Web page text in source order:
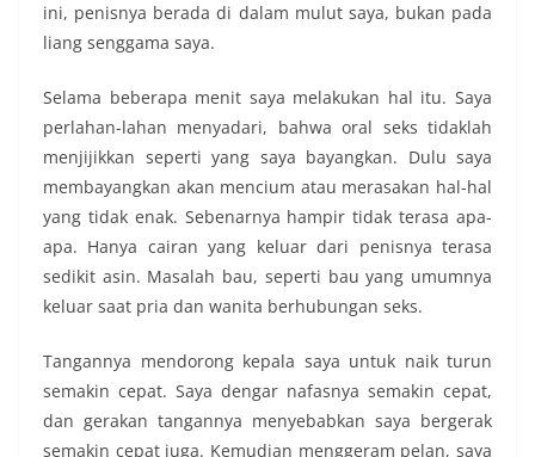
ini, penisnya berada di dalam mulut saya, bukan pada
liang senggama saya.
Selama beberapa menit saya melakukan hal itu. Saya
perlahan-lahan menyadari, bahwa oral seks tidaklah
menjijikkan seperti yang saya bayangkan. Dulu saya
membayangkan akan mencium atau merasakan hal-hal
yang tidak enak. Sebenarnya hampir tidak terasa apa-
apa. Hanya cairan yang keluar dari penisnya terasa
sedikit asin. Masalah bau, seperti bau yang umumnya
keluar saat pria dan wanita berhubungan seks.
Tangannya mendorong kepala saya untuk naik turun
semakin cepat. Saya dengar nafasnya semakin cepat,
dan gerakan tangannya menyebabkan saya bergerak
semakin cepat juga. Kemudian menggeram pelan, saya